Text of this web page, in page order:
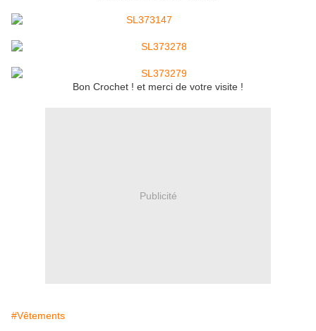
Bon Crochet ! et merci de votre visite !
Publicité
#Vêtements